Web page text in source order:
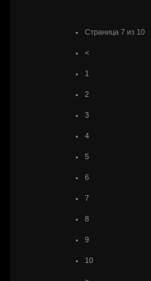
Страница 7 из 10
<
1
2
3
4
5
6
7
8
9
10